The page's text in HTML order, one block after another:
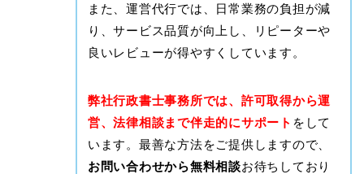
また、運営代行では、日常業務の負担が減
り、サービス品質が向上し、リピーターや
良いレビューが得やすくしています。
弊社行政書士事務所では、許可取得から運
営、法律相談まで伴走的にサポート をして
います。最善な方法をご提供しますので、
お問い合わせから無料相談お待ちしており